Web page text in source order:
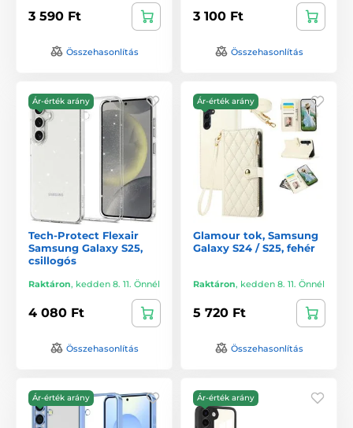
3 590 Ft
Összehasonlítás
3 100 Ft
Összehasonlítás
Ár-érték arány
Tech-Protect Flexair
Samsung Galaxy S25,
csillogós
Raktáron, kedden 8. 11. Önnél
4 080 Ft
Összehasonlítás
Ár-érték arány
Glamour tok, Samsung
Galaxy S24 / S25, fehér
Raktáron, kedden 8. 11. Önnél
5 720 Ft
Összehasonlítás
Ár-érték arány Ár-érték arány